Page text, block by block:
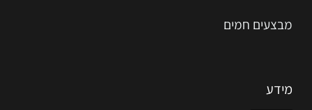
מבצעים חמים
מידע